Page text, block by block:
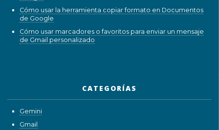
Cómo usar la herramienta copiar formato en Documentos
de Google
Cómo usar marcadores o favoritos para enviar un mensaje
de Gmail personalizado
CATEGORÍAS
Gemini
Gmail